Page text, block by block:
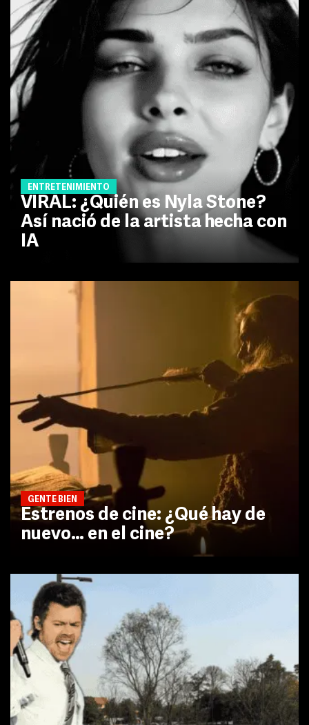
ENTRETENIMIENTO
VIRAL: ¿Quién es Nyla Stone?
Así nació de la artista hecha con
IA
GENTE BIEN
Estrenos de cine: ¿Qué hay de
nuevo… en el cine?